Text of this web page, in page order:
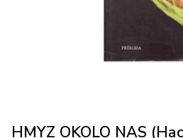
HMYZ OKOLO NAS